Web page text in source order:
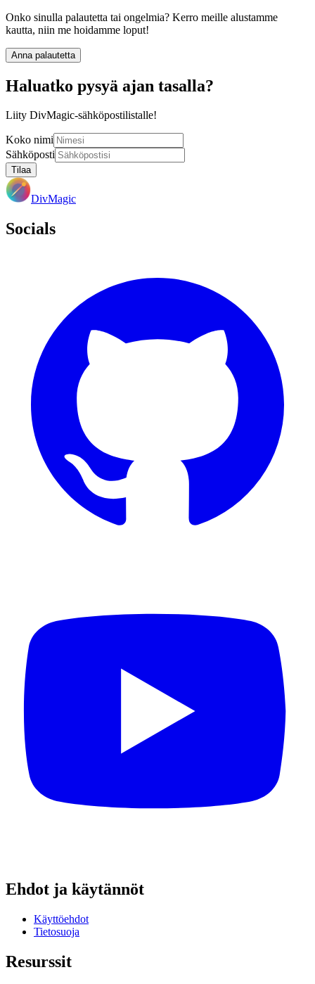
Onko sinulla palautetta tai ongelmia? Kerro meille alustamme
kautta, niin me hoidamme loput!
Anna palautetta
Haluatko pysyä ajan tasalla?
Liity DivMagic-sähköpostilistalle!
Koko nimi
Sähköposti
Tilaa
DivMagic
Socials
Ehdot ja käytännöt
Käyttöehdot
Tietosuoja
Resurssit